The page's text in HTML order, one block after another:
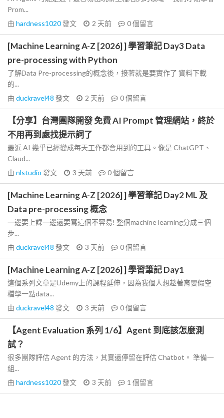
Prom...
由 hardness1020發文 2 天前 0個留言
[Machine Learning A-Z [2026] ] 學習筆記 Day3 Data
pre-processing with Python
了解Data Pre-processing的概念後，接著就是要實作了 資料下載
的...
由 duckravel48 發文 2 天前 0個留言
【分享】台灣團隊開發 免費 AI Prompt 管理網站，終於
不用再到處找提示詞了
最近 AI 幾乎已經變成每天工作都會用到的工具。像是 ChatGPT、
Claud...
由 nlstudio 發文 3 天前 0個留言
[Machine Learning A-Z [2026] ] 學習筆記 Day2 ML 及
Data pre-processing 概念
一邊要上課一邊還要寫這個不容易! 整個machine learning分成三個
步...
由 duckravel48 發文 3 天前 0個留言
[Machine Learning A-Z [2026] ] 學習筆記 Day1
這個系列文章是Udemy上的課程延伸，因為我個人想趁著育嬰假空
檔學一點data...
由 duckravel48 發文 3 天前 0個留言
【Agent Evaluation 系列 1/6】Agent 到底該怎麼測
試？
很多團隊評估 Agent 的方法，其實還停留在評估 Chatbot。 準備一
組...
由 hardness1020發文 3 天前 1 個留言